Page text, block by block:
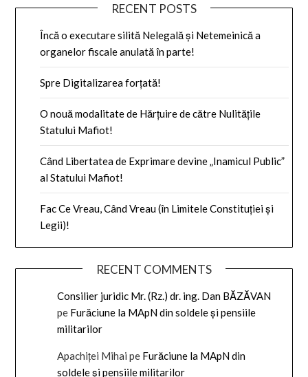
RECENT POSTS
Încă o executare silită Nelegală și Netemeinică a
organelor fiscale anulată în parte!
Spre Digitalizarea forțată!
O nouă modalitate de Hărțuire de către Nulitățile
Statului Mafiot!
Când Libertatea de Exprimare devine „Inamicul Public”
al Statului Mafiot!
Fac Ce Vreau, Când Vreau (în Limitele Constituției și
Legii)!
RECENT COMMENTS
Consilier juridic Mr. (Rz.) dr. ing. Dan BĂZĂVAN
pe Furăciune la MApN din soldele și pensiile
militarilor
Apachiței Mihai pe Furăciune la MApN din
soldele și pensiile militarilor